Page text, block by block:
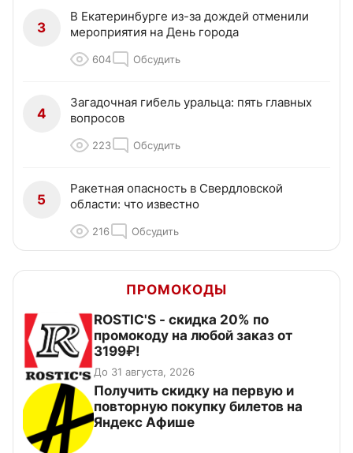
3
В Екатеринбурге из-за дождей отменили
мероприятия на День города
604 Обсудить
4
Загадочная гибель уральца: пять главных
вопросов
223 Обсудить
5
Ракетная опасность в Свердловской
области: что известно
216 Обсудить
ПРОМОКОДЫ
ROSTIC'S - скидка 20% по
промокоду на любой заказ от
3199₽!
До 31 августа, 2026
Получить скидку на первую и
повторную покупку билетов на
Яндекс Афише